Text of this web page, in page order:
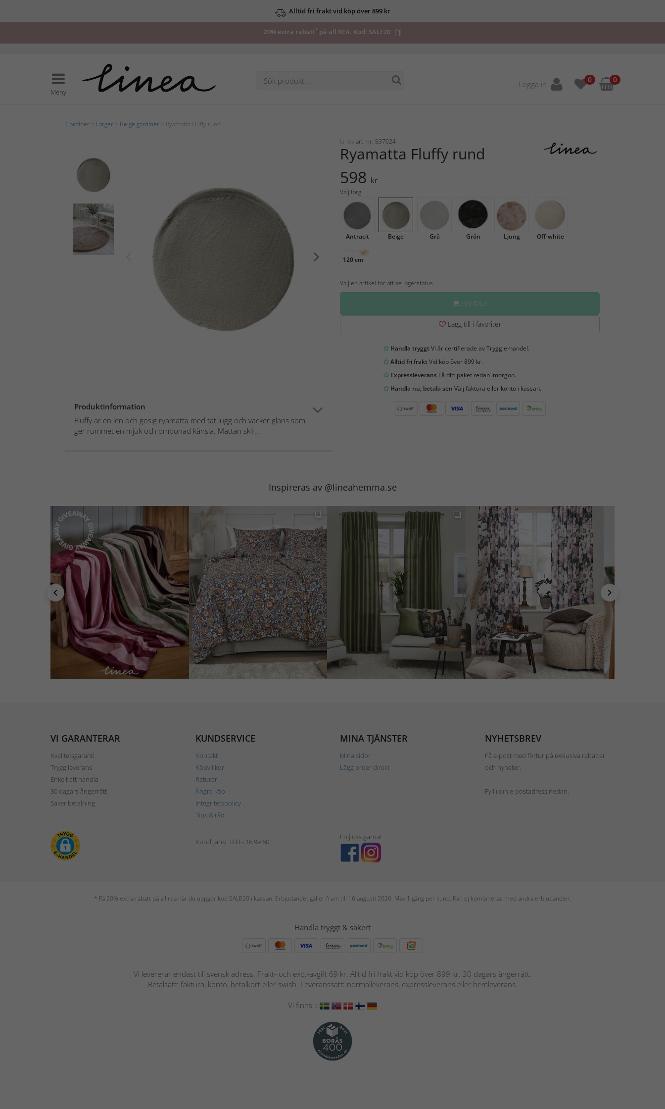
Alltid fri frakt vid köp över 899 kr
20% extra rabatt*på all REA. Kod: SALE20
Meny
Logga in 0 0
Gardiner Färger Beige gardiner > Ryamatta Fluffy rund
Produktinformation
Fluffy är en len och gosig ryamatta med tät lugg och vacker glans som
ger rummet en mjuk och ombonad känsla. Mattan skif...
Linea art. nr: 537024
Ryamatta Fluffy rund
598 kr
Välj färg
Antracit Beige Grå Grön Ljung Off-white
120 cm
Välj en artikel för att se lagerstatus.
HANDLA
Lägg till i favoriter
Handla tryggtVi är certifierade av Trygg e-handel.
Alltid fri fraktVid köp över 899 kr.
ExpressleveransFå ditt paket redan imorgon.
Handla nu, betala sen Välj faktura eller konto i kassan.
Inspireras av @lineahemma.se
VI GARANTERAR
Kvalitetsgaranti
Trygg leverans
Enkelt att handla
30 dagars ångerrätt
Säker betalning
KUNDSERVICE
Kontakt
Köpvillkor
Returer
Ångra köp
Integritetspolicy
Tips & råd
MINA TJÄNSTER
Mina sidor
Lägg order direkt
NYHETSBREV
Få e-post med förtur på exklusiva rabatter
och nyheter.
Fyll i din e-postadress nedan.
Kundtjänst: 033 - 16 99 60
Följ oss gärna!
* Få 20% extra rabatt på all rea när du uppger kod SALE20 i kassan. Erbjudandet gäller fram till 16 augusti 2026. Max 1 gång per kund. Kan ej kombineras med andra erbjudanden.
Handla tryggt & säkert
Vi levererar endast till svensk adress. Frakt- och exp.-avgift 69 kr. Alltid fri frakt vid köp över 899 kr. 30 dagars ångerrätt.
Betalsätt: faktura, konto, betalkort eller swish. Leveranssätt: normalleverans, expressleverans eller hemleverans.
Vi finns i: